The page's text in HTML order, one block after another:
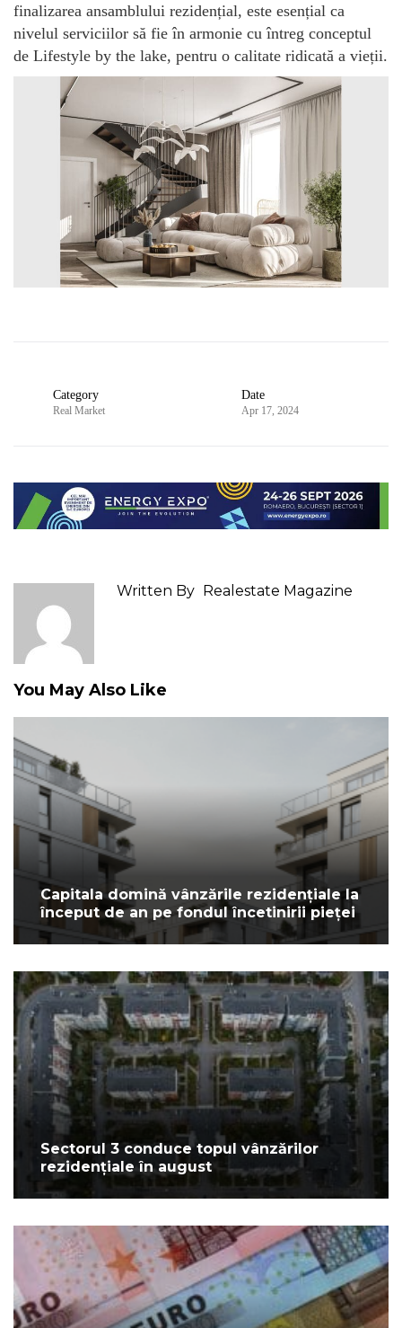
finalizarea ansamblului rezidențial, este esențial ca
nivelul serviciilor să fie în armonie cu întreg conceptul
de Lifestyle by the lake, pentru o calitate ridicată a vieții.
Category
Real Market
Date
Apr 17, 2024
Written By Realestate Magazine
You May Also Like
Capitala domină vânzările rezidențiale la
început de an pe fondul încetinirii pieței
Sectorul 3 conduce topul vânzărilor
rezidențiale în august